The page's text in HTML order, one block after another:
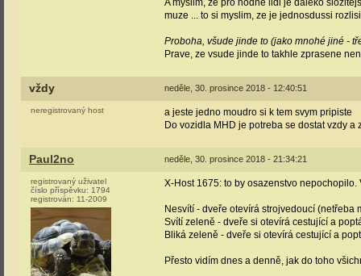
A myslim, ze pro hodne lidi je daleko
muze ... to si myslim, ze je jednosdussi
Proboha, všude jinde to (jako mnohé jiné -
Prave, ze vsude jinde to takhle zprasene
vždy neděle, 30. prosince 2018 - 12:40:51
neregistrovaný host
a jeste jedno moudro si k tem svym pripiste
Do vozidla MHD je potreba se dostat vzdy
Paul2no neděle, 30. prosince 2018 - 21:34:21
registrovaný uživatel
číslo příspěvku: 1794
registrován: 11-2009
X-Host 1675: to by osazenstvo
Nesvítí - dveře otevírá strojvedoucí (netřeba
Svítí zeleně - dveře si otevírá cestující a
Bliká zeleně - dveře si otevírá cestující a
Přesto vidím dnes a denně, jak do toho